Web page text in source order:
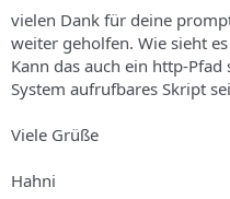
vielen Dank für deine
weiter geholfen. Wie sieht
Kann das auch ein http-
System aufrufbares Skript
Viele Grüße
Hahni